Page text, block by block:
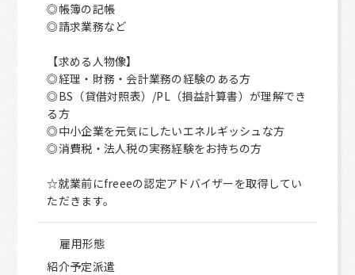
◎帳簿の記帳
◎請求業務など
【求める人物像】
◎経理・財務・会計業務の経験のある方
◎BS（貸借対照表）/PL（損益計算書）が理解でき
る方
◎中小企業を元気にしたいエネルギッシュな方
◎消費税・法人税の実務経験をお持ちの方
☆就業前にfreeeの認定アドバイザーを取得してい
ただきます。
雇用形態
紹介予定派遣